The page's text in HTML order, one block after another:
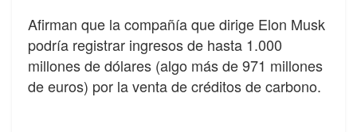
Afirman que la compañía que dirige Elon Musk
podría registrar ingresos de hasta 1.000
millones de dólares (algo más de 971 millones
de euros) por la venta de créditos de carbono.